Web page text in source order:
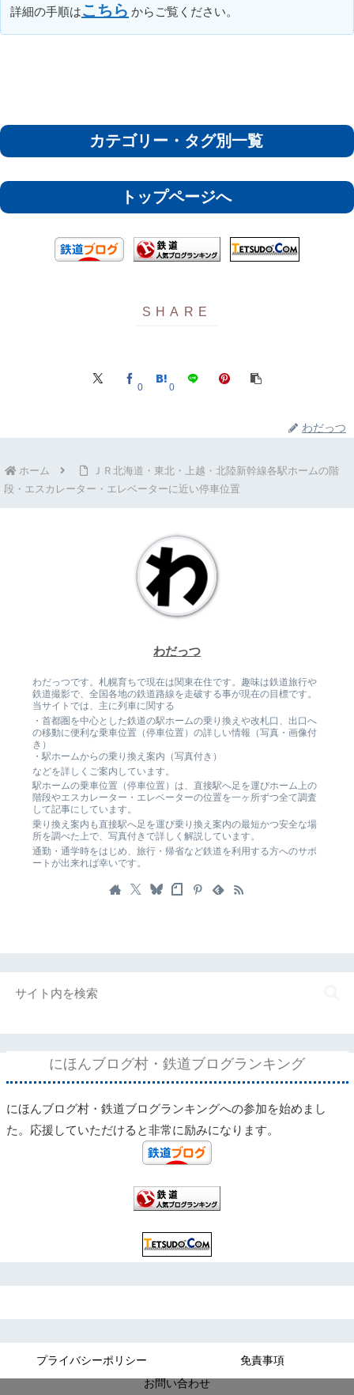
詳細の手順はこちら からご覧ください。
カテゴリー・タグ別一覧
トップページへ
0 0
わだっつ
ホーム
ＪＲ北海道・東北・上越・北陸新幹線各駅ホームの階
段・エスカレーター・エレベーターに近い停車位置
わだっつ
わだっつです。札幌育ちで現在は関東在住です。趣味は鉄道旅行や
鉄道撮影で、全国各地の鉄道路線を走破する事が現在の目標です。
当サイトでは、主に列車に関する
・首都圏を中心とした鉄道の駅ホームの乗り換えや改札口、出口へ
の移動に便利な乗車位置（停車位置）の詳しい情報（写真・画像付
き）
・駅ホームからの乗り換え案内（写真付き）
などを詳しくご案内しています。
駅ホームの乗車位置（停車位置）は、直接駅へ足を運びホーム上の
階段やエスカレーター・エレベーターの位置を一ヶ所ずつ全て調査
して記事にしています。
乗り換え案内も直接駅へ足を運び乗り換え案内の最短かつ安全な場
所を調べた上で、写真付きで詳しく解説しています。
通勤・通学時をはじめ、旅行・帰省など鉄道を利用する方へのサポ
ートが出来れば幸いです。
にほんブログ村・鉄道ブログランキング
にほんブログ村・鉄道ブログランキングへの参加を始めまし
た。応援していただけると非常に励みになります。
プライバシーポリシー
免責事項
お問い合わせ